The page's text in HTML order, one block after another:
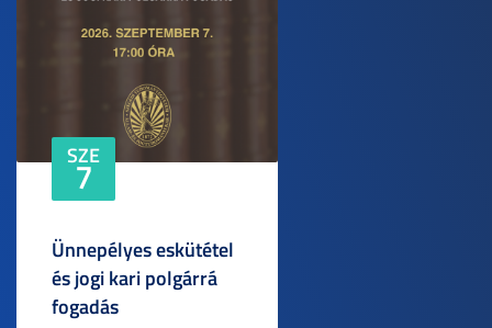
SZE
7
Ünnepélyes eskütétel
és jogi kari polgárrá
fogadás